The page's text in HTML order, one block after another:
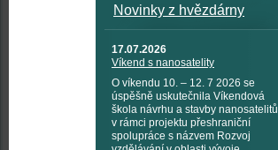
Novinky z hvězdárny
17.07.2026
Víkend s nanosatelity
O víkendu 10. – 12. 7 2026 se
úspěšně uskutečnila Víkendová
škola návrhu a stavby nanosatelitů
v rámci projektu přeshraniční
spolupráce s názvem Rozvoj